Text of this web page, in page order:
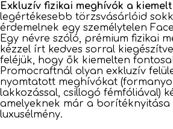
Exkluzív fizikai meghívók a
legértékesebb törzsvásárlóid
érdemelnek egy személytelen
Egy névre szóló, prémium fizikai
kézzel írt kedves sorral
feléjük, hogy ők kiemelten
Promocraftnál olyan exkluzív
nyomtatott meghívókat
lakkozással, csillogó fémfóliával)
amelyeknek már a borítéknyitása
luxusélmény.